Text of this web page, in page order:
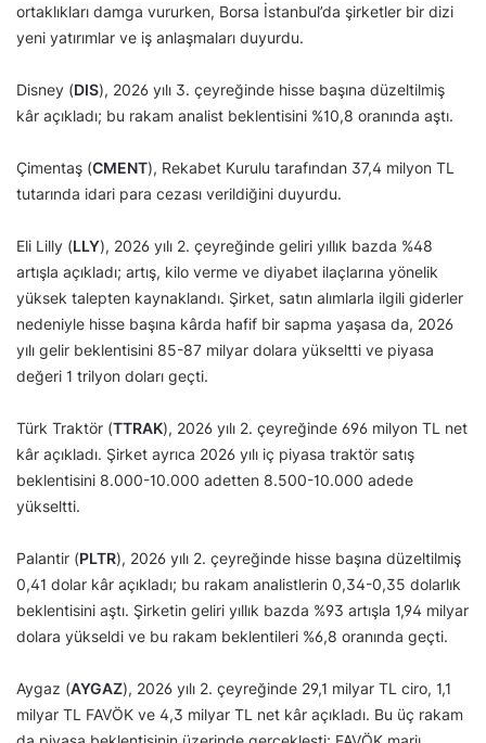
ortaklıkları damga vururken, Borsa İstanbul’da şirketler bir dizi
yeni yatırımlar ve iş anlaşmaları duyurdu.
Disney (DIS), 2026 yılı 3. çeyreğinde hisse başına düzeltilmiş
kâr açıkladı; bu rakam analist beklentisini %10,8 oranında aştı.
Çimentaş (CMENT), Rekabet Kurulu tarafından 37,4 milyon TL
tutarında idari para cezası verildiğini duyurdu.
Eli Lilly (LLY), 2026 yılı 2. çeyreğinde geliri yıllık bazda %48
artışla açıkladı; artış, kilo verme ve diyabet ilaçlarına yönelik
yüksek talepten kaynaklandı. Şirket, satın alımlarla ilgili giderler
nedeniyle hisse başına kârda hafif bir sapma yaşasa da, 2026
yılı gelir beklentisini 85-87 milyar dolara yükseltti ve piyasa
değeri 1 trilyon doları geçti.
Türk Traktör (TTRAK), 2026 yılı 2. çeyreğinde 696 milyon TL net
kâr açıkladı. Şirket ayrıca 2026 yılı iç piyasa traktör satış
beklentisini 8.000-10.000 adetten 8.500-10.000 adede
yükseltti.
Palantir (PLTR), 2026 yılı 2. çeyreğinde hisse başına düzeltilmiş
0,41 dolar kâr açıkladı; bu rakam analistlerin 0,34-0,35 dolarlık
beklentisini aştı. Şirketin geliri yıllık bazda %93 artışla 1,94 milyar
dolara yükseldi ve bu rakam beklentileri %6,8 oranında geçti.
Aygaz (AYGAZ), 2026 yılı 2. çeyreğinde 29,1 milyar TL ciro, 1,1
milyar TL FAVÖK ve 4,3 milyar TL net kâr açıkladı. Bu üç rakam